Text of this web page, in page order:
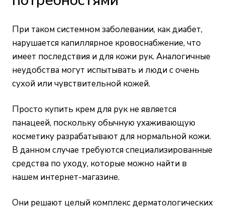
При таком системном заболевании, как диабет,
нарушается капиллярное кровоснабжение, что
имеет последствия и для кожи рук. Аналогичные
неудобства могут испытывать и люди с очень
сухой или чувствительной кожей.
Просто купить крем для рук не является
панацеей, поскольку обычную ухаживающую
косметику разрабатывают для нормальной кожи.
В данном случае требуются специализированные
средства по уходу, которые можно найти в
нашем интернет-магазине.
Они решают целый комплекс дерматологических